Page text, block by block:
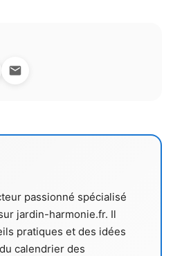
passionné spécialisé
jardin-harmonie.fr. Il
pratiques et des idées
calendrier des